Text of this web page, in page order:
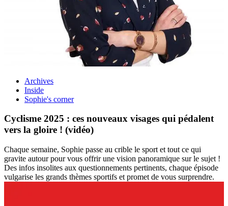
Archives
Inside
Sophie's corner
Cyclisme 2025 : ces nouveaux visages qui pédalent
vers la gloire ! (vidéo)
Chaque semaine, Sophie passe au crible le sport et tout ce qui
gravite autour pour vous offrir une vision panoramique sur le sujet !
Des infos insolites aux questionnements pertinents, chaque épisode
vulgarise les grands thèmes sportifs et promet de vous surprendre.